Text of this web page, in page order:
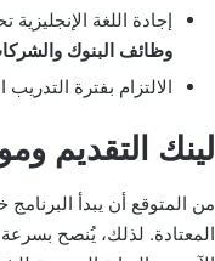
إجادة اللغة
وظائف البنوك
الالتزام بفترة
لينك التقديم
من المتوقع أن يبدأ
المعتادة. لذلك، يُنصح